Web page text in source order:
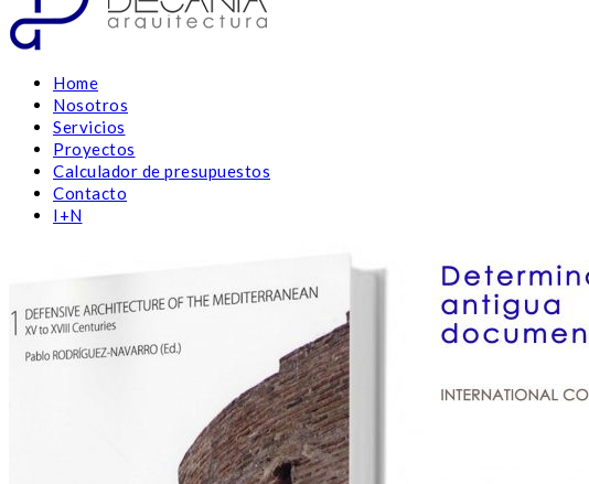
Home
Nosotros
Servicios
Proyectos
Calculador de presupuestos
Contacto
I+N